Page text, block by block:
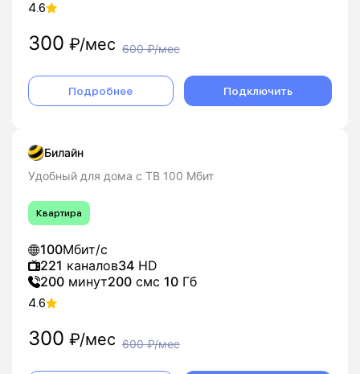
4.6
300 ₽/мес 600₽/мес
Подробнее Подключить
Билайн
Удобный для дома с ТВ 100 Мбит
Квартира
100Мбит/с
221 каналов34 HD
200 минут200 смс 10 Гб
4.6
300 ₽/мес 600₽/мес